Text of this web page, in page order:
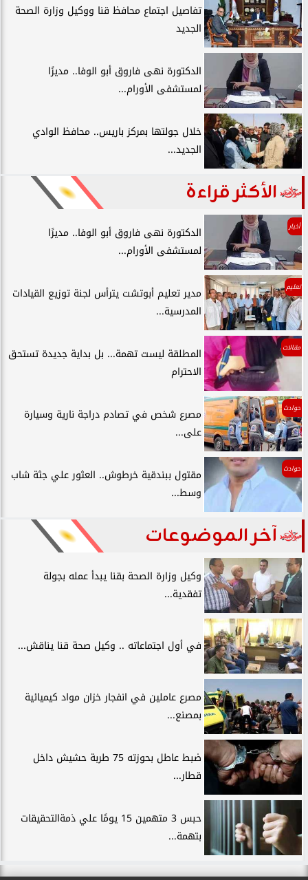
تفاصيل اجتماع محافظ قنا ووكيل وزارة الصحة
الجديد
الدكتورة نهى فاروق أبو الوفا.. مديرًا
لمستشفى الأورام...
خلال جولتها بمركز باريس.. محافظ الوادي
الجديد...
الأكثر قراءة
أخبار
الدكتورة نهى فاروق أبو الوفا.. مديرًا
لمستشفى الأورام...
تعليم
مدير تعليم أبوتشت يترأس لجنة توزيع القيادات
المدرسية...
مقالات
المطلقة ليست تهمة... بل بداية جديدة تستحق
الاحترام
حوادث
مصرع شخص في تصادم دراجة نارية وسيارة
على...
حوادث
مقتول ببندقية خرطوش.. العثور علي جثة شاب
وسط...
آخر الموضوعات
وكيل وزارة الصحة بقنا يبدأ عمله بجولة
تفقدية...
في أول اجتماعاته .. وكيل صحة قنا يناقش...
مصرع عاملين في انفجار خزان مواد كيميائية
بمصنع...
ضبط عاطل بحوزته 75 طربة حشيش داخل
قطار...
حبس 3 متهمين 15 يومًا علي ذمةالتحقيقات
بتهمة...